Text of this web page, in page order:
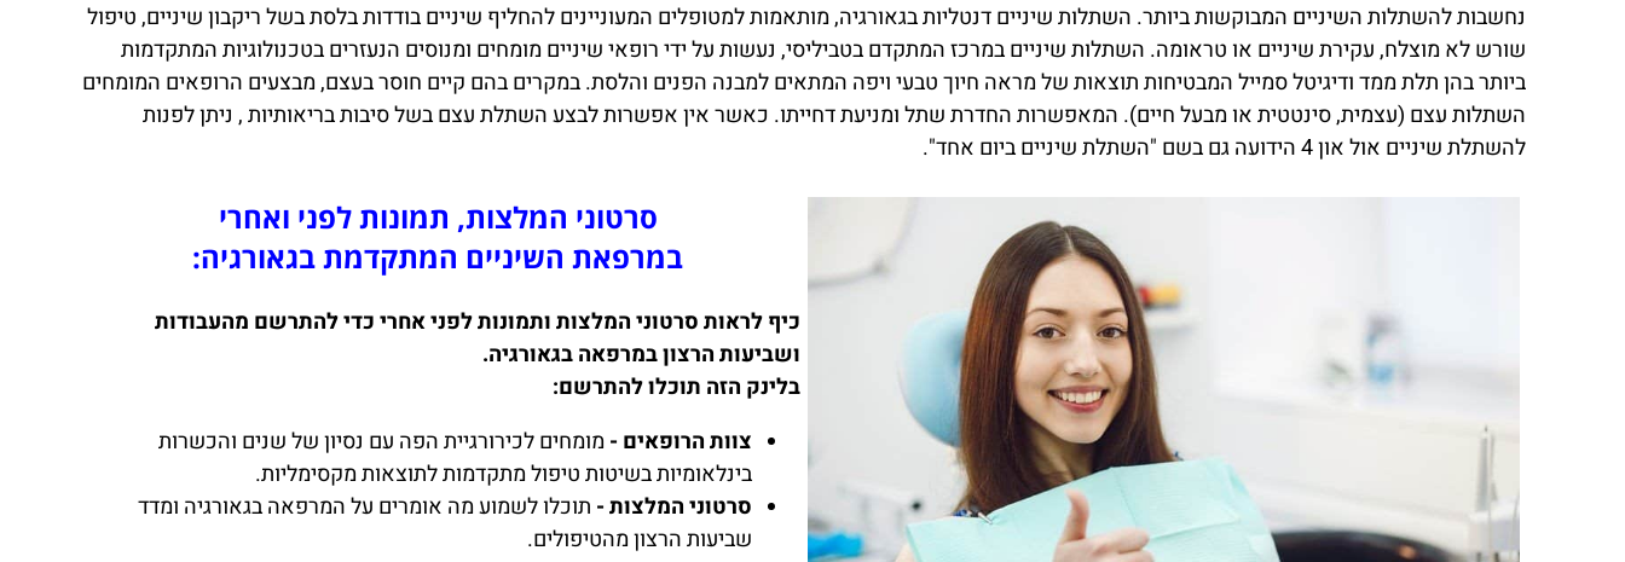
נחשבות להשתלות השיניים המבוקשות ביותר. השתלות שיניים דנטליות בגאורגיה, מותאמות למטופלים המעוניינים להחליף שיניים בודדות בלסת בשל ריקבון שיניים, טיפול
שורש לא מוצלח, עקירת שיניים או טראומה. השתלות שיניים במרכז המתקדם בטביליסי, נעשות על ידי רופאי שיניים מומחים ומנוסים הנעזרים בטכנולוגיות המתקדמות
ביותר בהן תלת ממד ודיגיטל סמייל המבטיחות תוצאות של מראה חיוך טבעי ויפה המתאים למבנה הפנים והלסת. במקרים בהם קיים חוסר בעצם, מבצעים הרופאים המומחים
השתלות עצם (עצמית, סינטטית או מבעל חיים). המאפשרות החדרת שתל ומניעת דחייתו. כאשר אין אפשרות לבצע השתלת עצם בשל סיבות בריאותיות , ניתן לפנות
להשתלת שיניים אול און 4 הידועה גם בשם "השתלת שיניים ביום אחד".
סרטוני המלצות, תמונות לפני ואחרי
במרפאת השיניים המתקדמת בגאורגיה:
כיף לראות סרטוני המלצות ותמונות לפני אחרי כדי להתרשם מהעבודות
ושביעות הרצון במרפאה בגאורגיה.
בלינק הזה תוכלו להתרשם:
צוות הרופאים - מומחים לכירורגיית הפה עם נסיון של שנים והכשרות
בינלאומיות בשיטות טיפול מתקדמות לתוצאות מקסימליות.
סרטוני המלצות - תוכלו לשמוע מה אומרים על המרפאה בגאורגיה ומדד
שביעות הרצון מהטיפולים.